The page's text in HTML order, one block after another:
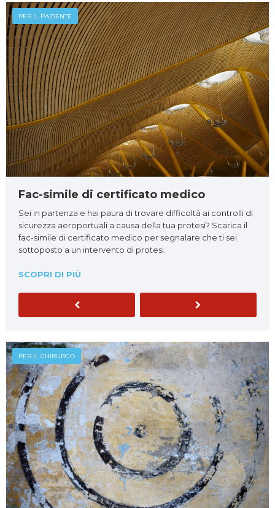
PER IL PAZIENTE
Fac-simile di certificato medico
Sei in partenza e hai paura di trovare difficoltà ai controlli di
sicurezza aeroportuali a causa della tua protesi? Scarica il
fac-simile di certificato medico per segnalare che ti sei
sottoposto a un intervento di protesi.
SCOPRI DI PIÙ
Previous Next
PER IL CHIRURGO